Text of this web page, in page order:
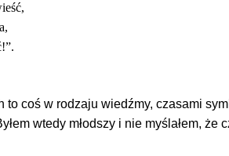
to coś w rodzaju wiedźmy, czasami
wtedy młodszy i nie myślałem,